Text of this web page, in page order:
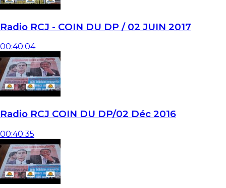
Radio RCJ - COIN DU DP / 02 JUIN 2017
00:40:04
Radio RCJ COIN DU DP/02 Déc 2016
00:40:35